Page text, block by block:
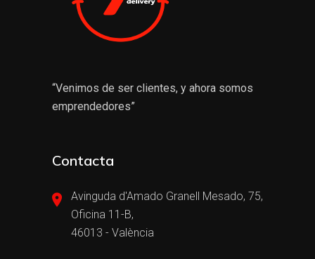
“Venimos de ser clientes, y ahora somos
emprendedores”
Contacta
Avinguda d'Amado Granell Mesado, 75,
Oficina 11-B,
46013 - València